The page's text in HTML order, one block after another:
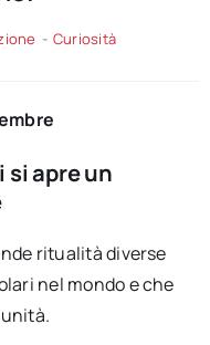
- Curiosità
si apre un
ritualità diverse
nel mondo e che